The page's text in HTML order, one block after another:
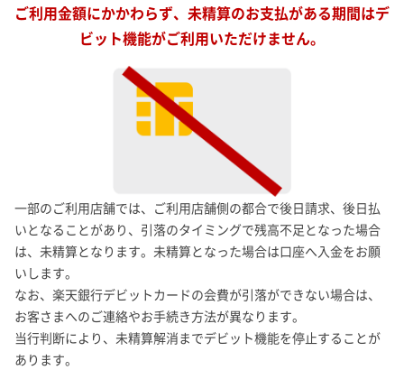
ご利用金額にかかわらず、未精算のお支払がある期間はデ
ビット機能がご利用いただけません。
一部のご利用店舗では、ご利用店舗側の都合で後日請求、後日払
いとなることがあり、引落のタイミングで残高不足となった場合
は、未精算となります。未精算となった場合は口座へ入金をお願
いします。
なお、楽天銀行デビットカードの会費が引落ができない場合は、
お客さまへのご連絡やお手続き方法が異なります。
当行判断により、未精算解消までデビット機能を停止することが
あります。